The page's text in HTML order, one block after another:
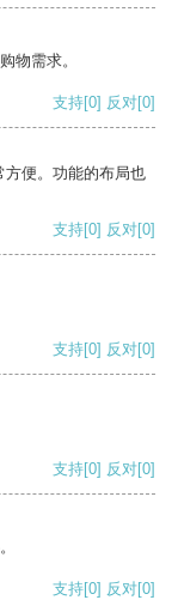
物需求。
支持[0] 反对[0]
方便。功能的布局也
支持[0] 反对[0]
支持[0] 反对[0]
支持[0] 反对[0]
支持[0] 反对[0]